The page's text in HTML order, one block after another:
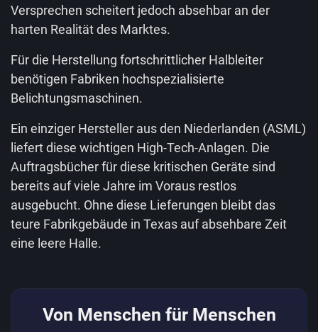
Versprechen scheitert jedoch absehbar an der
harten Realität des Marktes.
Für die Herstellung fortschrittlicher Halbleiter
benötigen Fabriken hochspezialisierte
Belichtungsmaschinen.
Ein einziger Hersteller aus den Niederlanden (ASML)
liefert diese wichtigen High-Tech-Anlagen. Die
Auftragsbücher für diese kritischen Geräte sind
bereits auf viele Jahre im Voraus restlos
ausgebucht. Ohne diese Lieferungen bleibt das
teure Fabrikgebäude in Texas auf absehbare Zeit
eine leere Halle.
Von Menschen für Menschen